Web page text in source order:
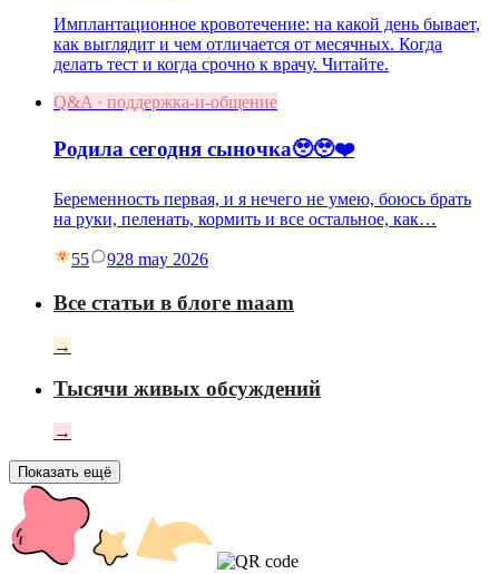
Имплантационное кровотечение: на какой день бывает,
как выглядит и чем отличается от месячных. Когда
делать тест и когда срочно к врачу. Читайте.
Q&A · поддержка-и-общение
Родила сегодня сыночка🥹🥹❤️
Беременность первая, и я нечего не умею, боюсь брать
на руки, пеленать, кормить и все остальное, как…
55 928 may 2026
Все статьи в блоге maam
→
Тысячи живых обсуждений
→
Показать ещё